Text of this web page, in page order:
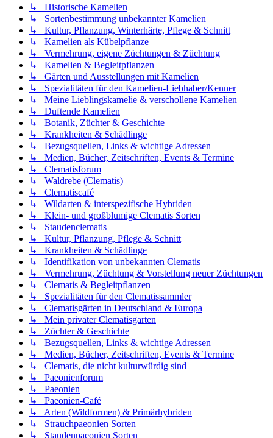
↳ Historische Kamelien
↳ Sortenbestimmung unbekannter Kamelien
↳ Kultur, Pflanzung, Winterhärte, Pflege & Schnitt
↳ Kamelien als Kübelpflanze
↳ Vermehrung, eigene Züchtungen & Züchtung
↳ Kamelien & Begleitpflanzen
↳ Gärten und Ausstellungen mit Kamelien
↳ Spezialitäten für den Kamelien-Liebhaber/Kenner
↳ Meine Lieblingskamelie & verschollene Kamelien
↳ Duftende Kamelien
↳ Botanik, Züchter & Geschichte
↳ Krankheiten & Schädlinge
↳ Bezugsquellen, Links & wichtige Adressen
↳ Medien, Bücher, Zeitschriften, Events & Termine
↳ Clematisforum
↳ Waldrebe (Clematis)
↳ Clematiscafé
↳ Wildarten & interspezifische Hybriden
↳ Klein- und großblumige Clematis Sorten
↳ Staudenclematis
↳ Kultur, Pflanzung, Pflege & Schnitt
↳ Krankheiten & Schädlinge
↳ Identifikation von unbekannten Clematis
↳ Vermehrung, Züchtung & Vorstellung neuer Züchtungen
↳ Clematis & Begleitpflanzen
↳ Spezialitäten für den Clematissammler
↳ Clematisgärten in Deutschland & Europa
↳ Mein privater Clematisgarten
↳ Züchter & Geschichte
↳ Bezugsquellen, Links & wichtige Adressen
↳ Medien, Bücher, Zeitschriften, Events & Termine
↳ Clematis, die nicht kulturwürdig sind
↳ Paeonienforum
↳ Paeonien
↳ Paeonien-Café
↳ Arten (Wildformen) & Primärhybriden
↳ Strauchpaeonien Sorten
↳ Staudenpaeonien Sorten